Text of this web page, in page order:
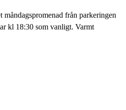
från parkeringen
kl 18:30 som vanligt. Varmt